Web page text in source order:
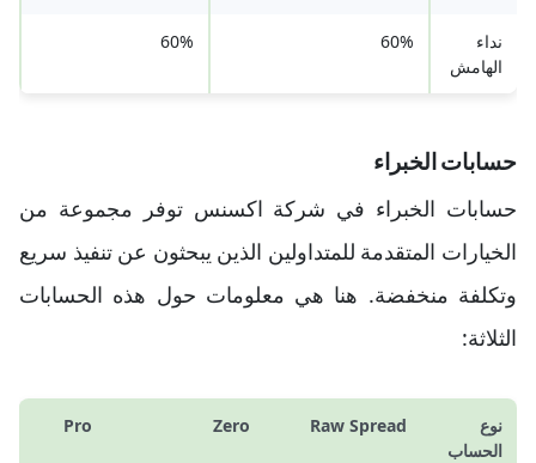
نداء
الهامش
60%
60%
حسابات الخبراء
حسابات الخبراء في شركة اكسنس توفر مجموعة من
الخيارات المتقدمة للمتداولين الذين يبحثون عن تنفيذ سريع
وتكلفة منخفضة. هنا هي معلومات حول هذه الحسابات
الثلاثة:
نوع
الحساب
Raw Spread
Zero
Pro